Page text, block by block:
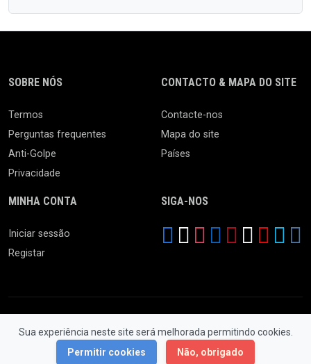
Sua experiência neste site será melhorada permitindo cookies.
Permitir cookies
Não, obrigado
SOBRE NÓS
Termos
Perguntas frequentes
Anti-Golpe
Privacidade
CONTACTO & MAPA DO SITE
Contacte-nos
Mapa do site
Países
MINHA CONTA
Iniciar sessão
Registar
SIGA-NOS
© 2026 Feira da Ladra. Todos os Direitos Reservados.